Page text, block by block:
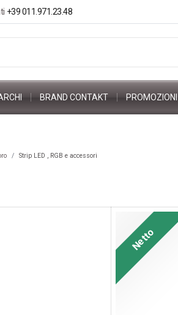
+39 011.971.23.48
BRAND CONTAKT PROMOZIONI
Strip LED , RGB e accessori
Netto